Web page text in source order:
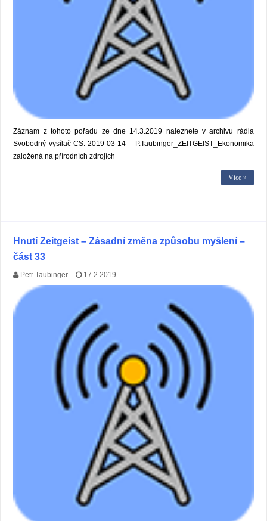
Záznam z tohoto pořadu ze dne 14.3.2019 naleznete v archivu rádia
Svobodný vysílač CS: 2019-03-14 – P.Taubinger_ZEITGEIST_Ekonomika
založená na přírodních zdrojích
Více »
Hnutí Zeitgeist – Zásadní změna způsobu myšlení –
část 33
Petr Taubinger 17.2.2019